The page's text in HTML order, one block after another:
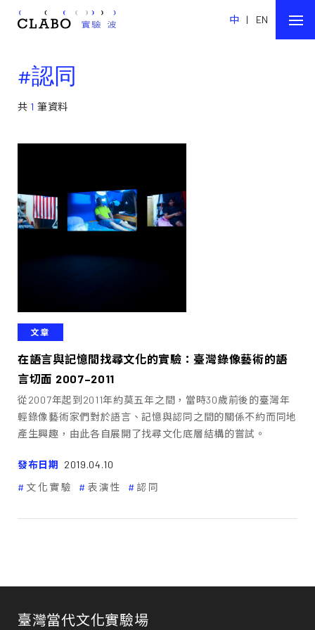
中 | EN
#認同
共 1 筆資料
文章
在語言與記憶間找尋文化的實驗：臺灣錄像藝術的語
言切面 2007–2011
從2007年起到2011年約莫五年之間，當時30歲前後的臺灣年
輕錄像藝術家們對於語言、記憶與認同之間的關係不約而同地
產生興趣，由此各自展開了找尋文化底層結構的嘗試。
發布日期 2019.04.10
文化實驗
表演性 認同
臺灣當代文化實驗場